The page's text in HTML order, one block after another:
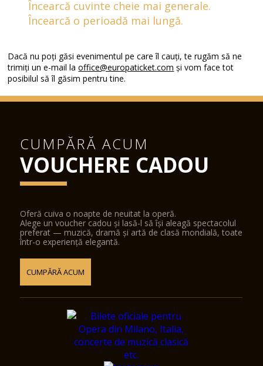
Încearcă cuvinte cheie mai generale.
Încearcă o perioadă mai lungă.
Dacă nu poți găsi evenimentul pe care îl cauți, te rugăm să ne
trimiți un e-mail laoffice@europaticket.com și vom face tot
posibilul să îl găsim pentru tine.
CUMPĂRĂ ACUM
VOUCHERE CADOU
Oferă cuiva o noapte de neuitat la operă.
Alege un voucher cadou și lasă-l să își aleagă spectacolul
preferat — muzică, dramă și artă de clasă mondială, toate
într-o experiență elegantă.
CUMPĂRĂ ACUM